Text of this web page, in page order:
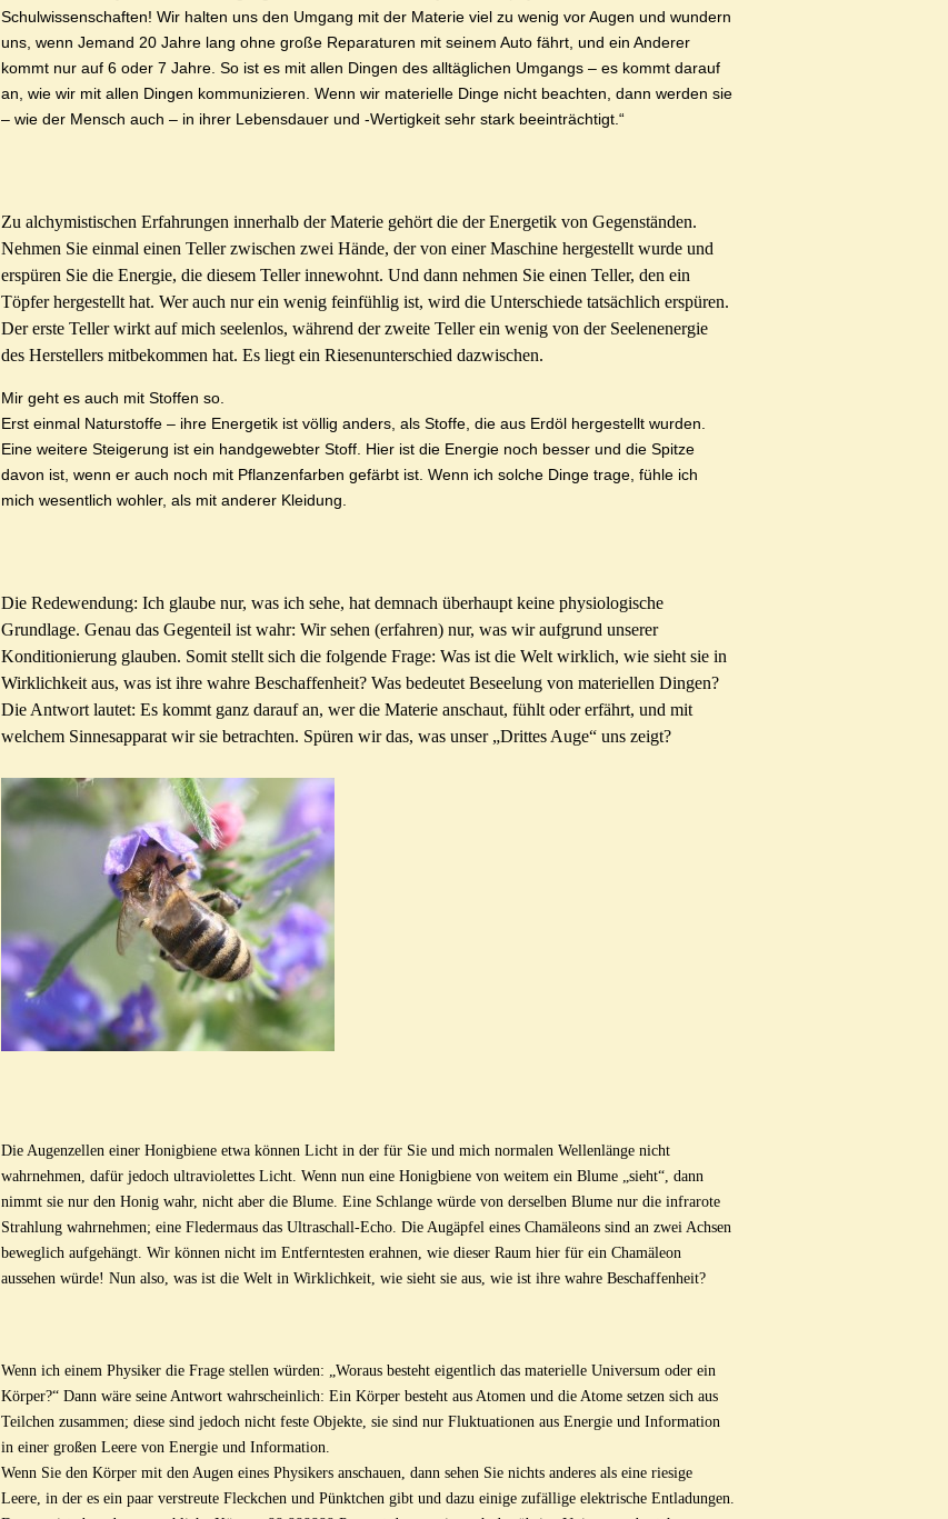
Schulwissenschaften! Wir halten uns den Umgang mit der Materie viel zu wenig vor Augen und wundern
uns, wenn Jemand 20 Jahre lang ohne große Reparaturen mit seinem Auto fährt, und ein Anderer
kommt nur auf 6 oder 7 Jahre. So ist es mit allen Dingen des alltäglichen Umgangs – es kommt darauf
an, wie wir mit allen Dingen kommunizieren. Wenn wir materielle Dinge nicht beachten, dann werden sie
– wie der Mensch auch – in ihrer Lebensdauer und -Wertigkeit sehr stark beeinträchtigt.“
Zu alchymistischen Erfahrungen innerhalb der Materie gehört die der Energetik von Gegenständen.
Nehmen Sie einmal einen Teller zwischen zwei Hände, der von einer Maschine hergestellt wurde und
erspüren Sie die Energie, die diesem Teller innewohnt. Und dann nehmen Sie einen Teller, den ein
Töpfer hergestellt hat. Wer auch nur ein wenig feinfühlig ist, wird die Unterschiede tatsächlich erspüren.
Der erste Teller wirkt auf mich seelenlos, während der zweite Teller ein wenig von der Seelenenergie
des Herstellers mitbekommen hat. Es liegt ein Riesenunterschied dazwischen.
Mir geht es auch mit Stoffen so.
Erst einmal Naturstoffe – ihre Energetik ist völlig anders, als Stoffe, die aus Erdöl hergestellt wurden.
Eine weitere Steigerung ist ein handgewebter Stoff. Hier ist die Energie noch besser und die Spitze
davon ist, wenn er auch noch mit Pflanzenfarben gefärbt ist. Wenn ich solche Dinge trage, fühle ich
mich wesentlich wohler, als mit anderer Kleidung.
Die Redewendung: Ich glaube nur, was ich sehe, hat demnach überhaupt keine physiologische
Grundlage. Genau das Gegenteil ist wahr: Wir sehen (erfahren) nur, was wir aufgrund unserer
Konditionierung glauben. Somit stellt sich die folgende Frage: Was ist die Welt wirklich, wie sieht sie in
Wirklichkeit aus, was ist ihre wahre Beschaffenheit? Was bedeutet Beseelung von materiellen Dingen?
Die Antwort lautet: Es kommt ganz darauf an, werdie Materie anschaut, fühlt oder erfährt, und mit
welchem Sinnesapparat wir sie betrachten. Spüren wir das, was unser „Drittes Auge“ uns zeigt?
Die Augenzellen einer Honigbiene etwa können Licht in der für Sie und mich normalen Wellenlänge nicht
wahrnehmen, dafür jedoch ultraviolettes Licht. Wenn nun eine Honigbiene von weitem ein Blume „sieht“, dann
nimmt sie nur den Honig wahr, nicht aber die Blume. Eine Schlange würde von derselben Blume nur die infrarote
Strahlung wahrnehmen; eine Fledermaus das Ultraschall-Echo. Die Augäpfel eines Chamäleons sind an zwei Achsen
beweglich aufgehängt. Wir können nicht im Entferntesten erahnen, wie dieser Raum hier für ein Chamäleon
aussehen würde! Nun also, was ist die Welt in Wirklichkeit, wie sieht sie aus, wie ist ihre wahre Beschaffenheit?
Wenn ich einem Physiker die Frage stellen würden: „Woraus besteht eigentlich das materielle Universum oder ein
Körper?“ Dann wäre seine Antwort wahrscheinlich: Ein Körper besteht aus Atomen und die Atome setzen sich aus
Teilchen zusammen; diese sind jedoch nicht feste Objekte, sie sind nur Fluktuationen aus Energie und Information
in einer großen Leere von Energie und Information.
Wenn Sie den Körper mit den Augen eines Physikers anschauen, dann sehen Sie nichts anderes als eine riesige
Leere, in der es ein paar verstreute Fleckchen und Pünktchen gibt und dazu einige zufällige elektrische Entladungen.